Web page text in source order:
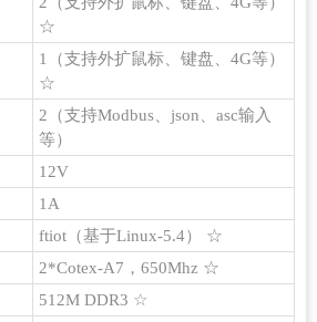
☆
1（支持外扩鼠标、键盘、4G等）
☆
2（支持Modbus、json、asc输入
等）
12V
1A
ftiot（基于Linux-5.4） ☆
2*Cotex-A7，650Mhz ☆
512M DDR3 ☆